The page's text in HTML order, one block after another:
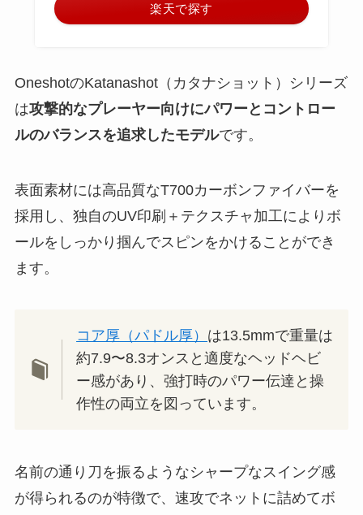
楽天で探す
OneshotのKatanashot（カタナショット）シリーズ
は攻撃的なプレーヤー向けにパワーとコントロー
ルのバランスを追求したモデルです。
表面素材には高品質なT700カーボンファイバーを
採用し、独自のUV印刷＋テクスチャ加工によりボ
ールをしっかり掴んでスピンをかけることができ
ます。
コア厚（パドル厚） は13.5mmで重量は
約7.9〜8.3オンスと適度なヘッドヘビ
ー感があり、強打時のパワー伝達と操
作性の両立を図っています。
名前の通り刀を振るようなシャープなスイング感
が得られるのが特徴で、速攻でネットに詰めてボ